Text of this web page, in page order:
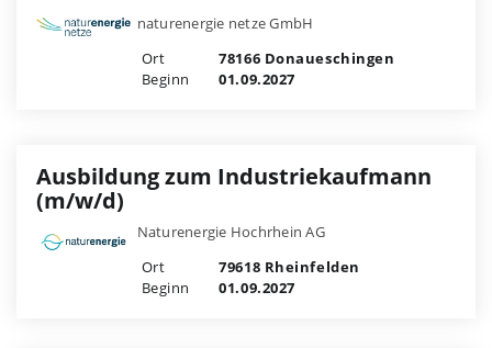
naturenergie netze GmbH
Ort
78166 Donaueschingen
Beginn
01.09.2027
Ausbildung zum Industriekaufmann
(m/w/d)
Naturenergie Hochrhein AG
Ort
79618 Rheinfelden
Beginn
01.09.2027